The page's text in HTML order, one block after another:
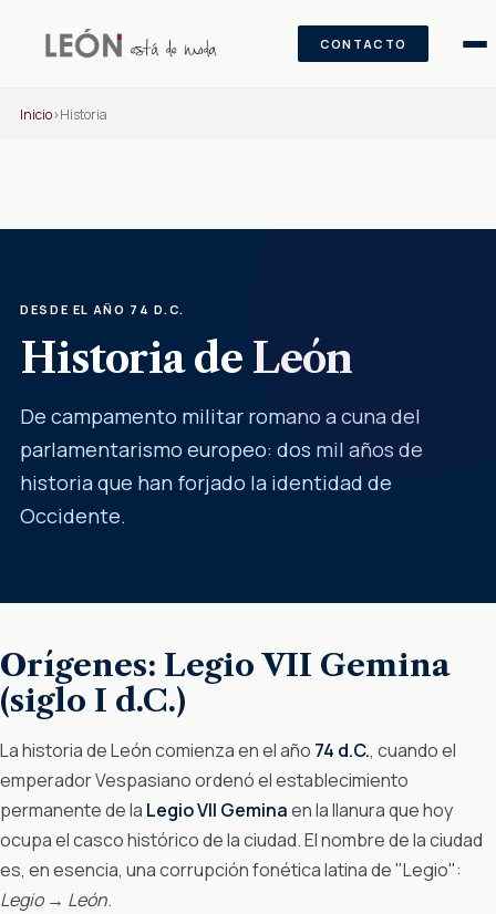
CONTACTO
Inicio›Historia
DESDE EL AÑO 74 D.C.
Historia de León
De campamento militar romano a cuna del
parlamentarismo europeo: dos mil años de
historia que han forjado la identidad de
Occidente.
Orígenes: Legio VII Gemina
(siglo I d.C.)
La historia de León comienza en el año 74 d.C., cuando el
emperador Vespasiano ordenó el establecimiento
permanente de la Legio VII Geminaen la llanura que hoy
ocupa el casco histórico de la ciudad. El nombre de la ciudad
es, en esencia, una corrupción fonética latina de "Legio":
Legio → León.